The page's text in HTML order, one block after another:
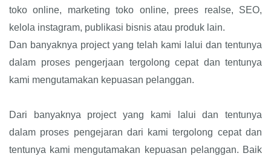
toko online, marketing toko online, prees realse, SEO,
kelola instagram, publikasi bisnis atau produk lain.
Dan banyaknya project yang telah kami lalui dan tentunya
dalam proses pengerjaan tergolong cepat dan tentunya
kami mengutamakan kepuasan pelanggan.
Dari banyaknya project yang kami lalui dan tentunya
dalam proses pengejaran dari kami tergolong cepat dan
tentunya kami mengutamakan kepuasan pelanggan. Baik